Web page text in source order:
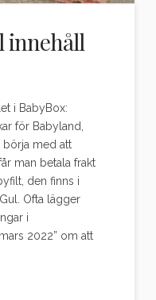
innehåll
i BabyBox:
för Babyland,
med att
man betala frakt
den finns i
Ofta lägger
i
2022” om att